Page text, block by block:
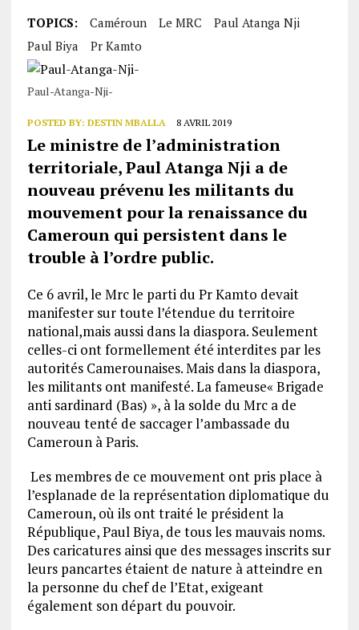
TOPICS: Caméroun Le MRC
Paul Atanga Nji
Paul Biya
Pr Kamto
Paul-Atanga-Nji-
POSTED BY: DESTIN MBALLA 8 AVRIL 2019
Le ministre de l’administration
territoriale, Paul Atanga Nji a de
nouveau prévenu les militants du
mouvement pour la renaissance du
Cameroun qui persistent dans le
trouble à l’ordre public.
Ce 6 avril, le Mrc le parti du Pr Kamto devait
manifester sur toute l’étendue du territoire
national,mais aussi dans la diaspora. Seulement
celles-ci ont formellement été interdites par les
autorités Camerounaises. Mais dans la diaspora,
les militants ont manifesté. La fameuse« Brigade
anti sardinard (Bas) », à la solde du Mrc a de
nouveau tenté de saccager l’ambassade du
Cameroun à Paris.
Les membres de ce mouvement ont pris place à
l’esplanade de la représentation diplomatique du
Cameroun, où ils ont traité le président la
République, Paul Biya, de tous les mauvais noms.
Des caricatures ainsi que des messages inscrits sur
leurs pancartes étaient de nature à atteindre en
la personne du chef de l’Etat, exigeant
également son départ du pouvoir.